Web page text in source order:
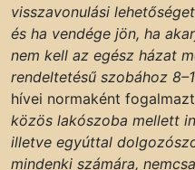
visszavonulási
és ha vendége jön, ha
nem kell az egész házat
rendeltetésű szobához
hívei normaként
közös lakószoba mellett
illetve egyúttal
mindenki számára,